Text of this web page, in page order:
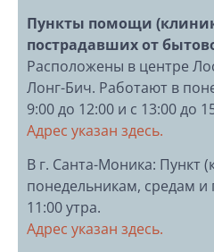
Пункты помощи
пострадавших от
Расположены в центре
Лонг-Бич. Работают в
9:00 до 12:00 и с 13:00 до
Адрес указан здесь.
В г. Санта-Моника: Пункт
понедельникам, средам и
11:00 утра.
Адрес указан здесь.